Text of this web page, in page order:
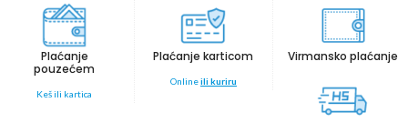
Plaćanje
pouzećem
Keš ili kartica
Plaćanje karticom
Onlineili kuriru
Virmansko plaćanje